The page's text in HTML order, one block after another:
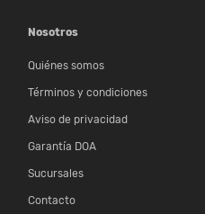
Nosotros
Quiénes somos
Términos y condiciones
Aviso de privacidad
Garantía DOA
Sucursales
Contacto